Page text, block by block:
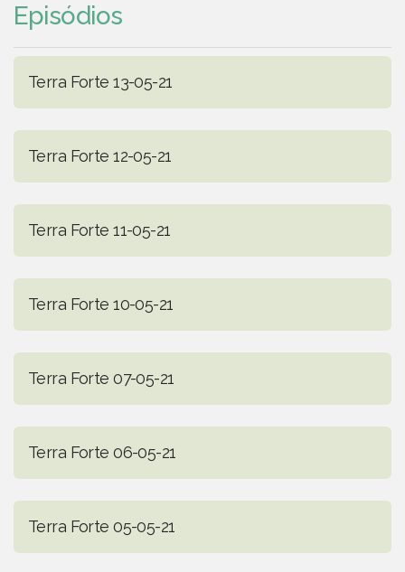
Episódios
Terra Forte 13-05-21
Terra Forte 12-05-21
Terra Forte 11-05-21
Terra Forte 10-05-21
Terra Forte 07-05-21
Terra Forte 06-05-21
Terra Forte 05-05-21